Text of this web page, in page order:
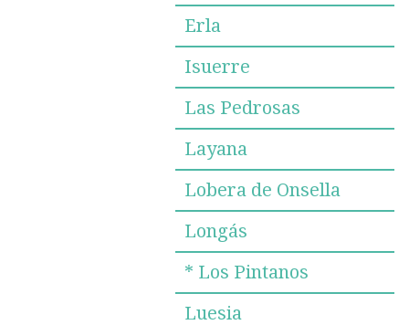
Erla
Isuerre
Las Pedrosas
Layana
Lobera de Onsella
Longás
* Los Pintanos
Luesia